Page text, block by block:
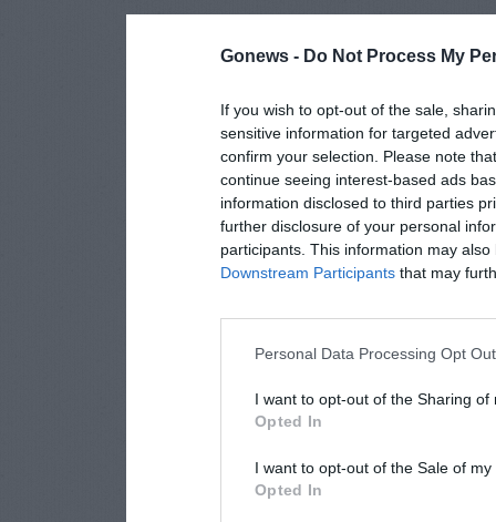
Gonews - Do Not Process My
If you wish to opt-out of the sale,
sensitive information for targeted
confirm your selection. Please note
continue seeing interest-based ads
information disclosed to third parties
further disclosure of your personal
participants. This information may
Downstream Participants that may
Personal Data Processing Opt
I want to opt-out of the Sharing of
Opted In
I want to opt-out of the Sale of
Opted In